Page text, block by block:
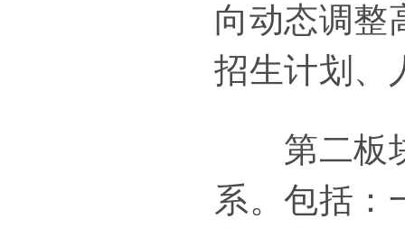
向动态调整
招生计划、
第二板块
系。包括：